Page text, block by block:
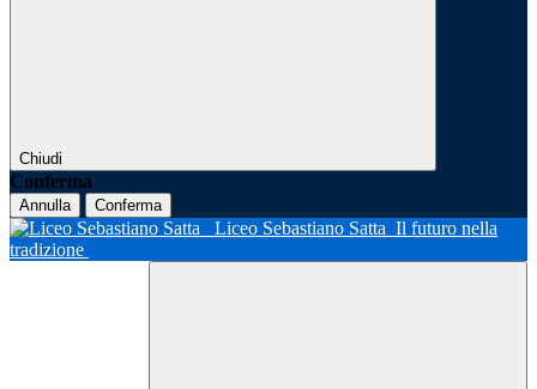
Chiudi
Conferma
Annulla Conferma
Liceo Sebastiano Satta Il futuro nella
tradizione